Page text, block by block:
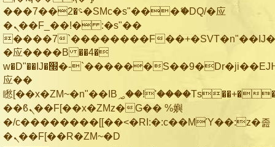
���؝�2��7�SMc�s"���ޭ�DQ/�应
�ܢ��F_��!� :�s"��
����7`��������F
�应����B ��4�
w�D"��IJ�׭�-`������S��9�Dr�ji��EJ߅��gJ�
应��
矁[��x�ZM~�n"��IB؃��!'����Тѕ��+��(m��IK�ʭ�/|
��ϐܢ��F[��x�ZMz�G�� %嬩
�/c��������[[��<�RI:�:c��MΎ��:z�졾
�ܢ��F[��R�ZM~�D